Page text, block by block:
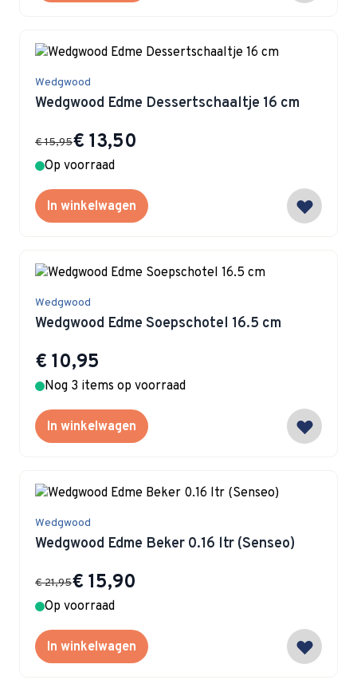
Wedgwood
Wedgwood Edme Dessertschaaltje 16 cm
Special Price
€ 13,50
€ 15,95
Op voorraad
In winkelwagen
Wedgwood
Wedgwood Edme Soepschotel 16.5 cm
€ 10,95
Nog 3 items op voorraad
In winkelwagen
Wedgwood
Wedgwood Edme Beker 0.16 ltr (Senseo)
Special Price
€ 15,90
€ 21,95
Op voorraad
In winkelwagen